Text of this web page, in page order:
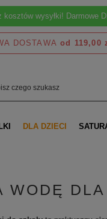
kosztów wysyłki! Darmowe
DOSTAWA od 119,00
DLA DZIECI
WODĘ